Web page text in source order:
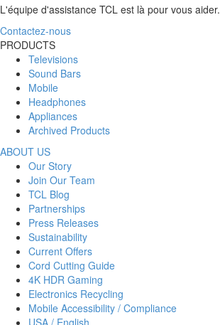
L'équipe d'assistance TCL est là pour vous aider.
Contactez-nous
PRODUCTS
Televisions
Sound Bars
Mobile
Headphones
Appliances
Archived Products
ABOUT US
Our Story
Join Our Team
TCL Blog
Partnerships
Press Releases
Sustainability
Current Offers
Cord Cutting Guide
4K HDR Gaming
Electronics Recycling
Mobile Accessibility / Compliance
USA / English